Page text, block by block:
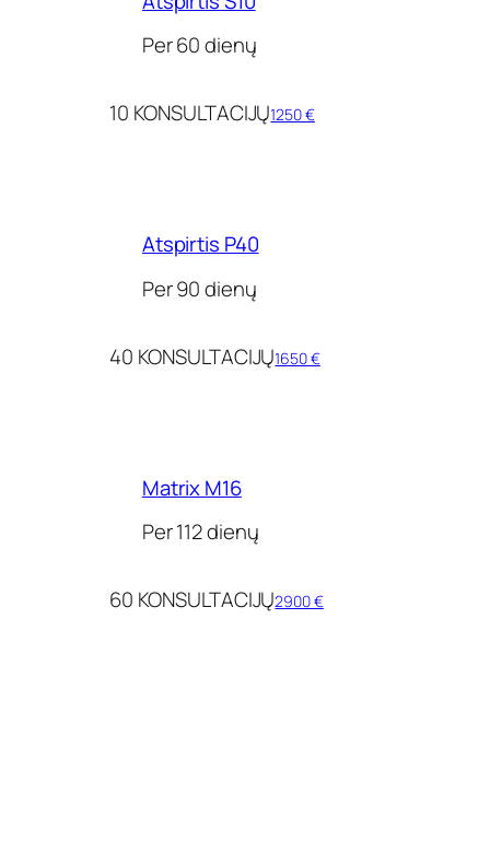
Per 60 dienų
10 KONSULTACIJŲ1250 €
Atspirtis P40
Per 90 dienų
40 KONSULTACIJŲ1650 €
Matrix M16
Per 112 dienų
60 KONSULTACIJŲ2900 €